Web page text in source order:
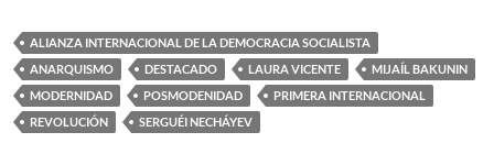
ALIANZA INTERNACIONAL DE LA DEMOCRACIA SOCIALISTA
ANARQUISMO
DESTACADO LAURA VICENTE
MIJAÍL BAKUNIN
MODERNIDAD
POSMODENIDAD
PRIMERA INTERNACIONAL
REVOLUCIÓN
SERGUÉI NECHÁYEV